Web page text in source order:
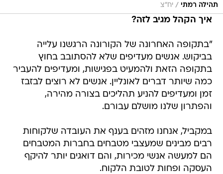
תהילה רמתי / יח"צ
איך הקהל מגיב לזה?
"בתקופה האחרונה של הקורונה הרגשנו עלייה
בביקוש. אנשים מעדיפים שלא להסתובב בחוץ
בתקופה הזאת ולהמעיט בפגישות, ומעדיפים להעביר
כמה שיותר דברים לאונליין. אנשים לא רוצים לבזבז
זמן ומעדיפים להניע תהליכים בצורה מהירה,
והפתרון שלנו מושלם עבורם.
במקביל, אנחנו מזהים בענף את העובדה שלקוחות
רבים מבינים שמעצבי מטבחים בחברות המטבחים
הם למעשה אנשי מכירות, והם דואגים יותר להיקף
העסקה ופחות לטובת הלקוח.